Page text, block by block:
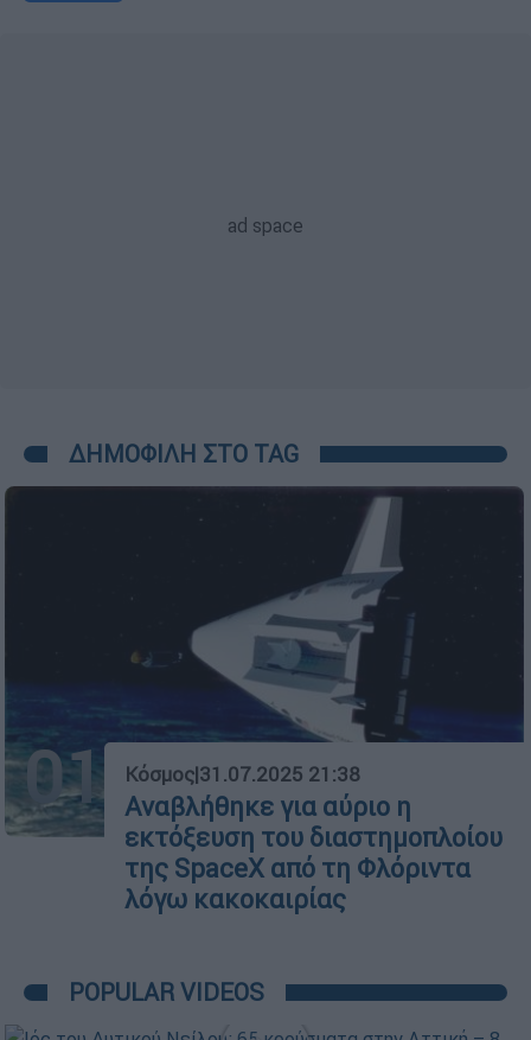
ΔΗΜΟΦΙΛΗ ΣΤΟ TAG
01 Κόσμος|31.07.2025 21:38
Αναβλήθηκε για αύριο η
εκτόξευση του διαστημοπλοίου
της SpaceX από τη Φλόριντα
λόγω κακοκαιρίας
POPULAR VIDEOS